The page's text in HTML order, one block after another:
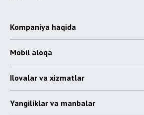
Kompaniya haqida
Mobil aloqa
Ilovalar va xizmatlar
Yangiliklar va manbalar